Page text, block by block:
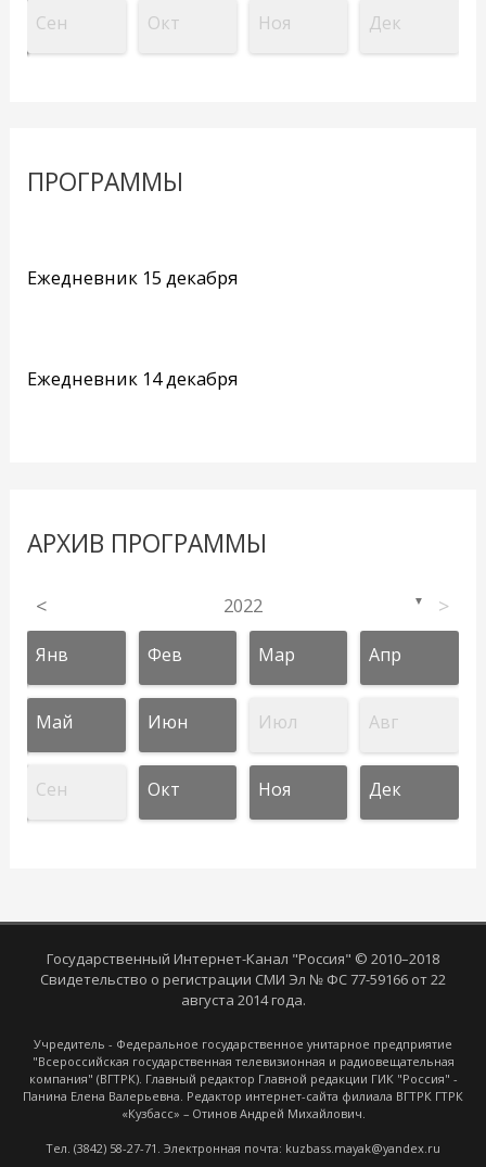
Сен Окт Ноя Дек
ПРОГРАММЫ
Ежедневник 15 декабря
Ежедневник 14 декабря
АРХИВ ПРОГРАММЫ
< 2022 ▼ >
Янв Фев Мар Апр
Май Июн Июл Авг
Сен Окт Ноя Дек
Государственный Интернет-Канал "Россия" © 2010–2018
Свидетельство о регистрации СМИ Эл № ФС 77-59166 от 22
августа 2014 года.
Учредитель - Федеральное государственное унитарное предприятие
"Всероссийская государственная телевизионная и радиовещательная
компания" (ВГТРК). Главный редактор Главной редакции ГИК "Россия" -
Панина Елена Валерьевна. Редактор интернет-сайта филиала ВГТРК ГТРК
«Кузбасс» – Отинов Андрей Михайлович.
Тел. (3842) 58-27-71. Электронная почта: kuzbass.mayak@yandex.ru